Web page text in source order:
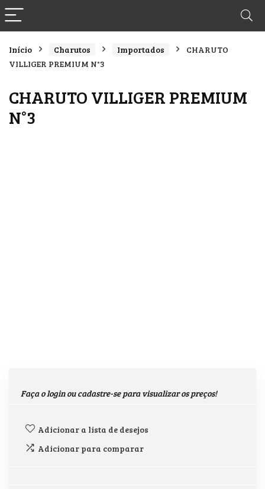
Início Charutos Importados
CHARUTO
VILLIGER PREMIUM N°3
CHARUTO VILLIGER PREMIUM
N°3
Faça o login ou cadastre-se para visualizar os preços!
Adicionar a lista de desejos
Adicionar para comparar